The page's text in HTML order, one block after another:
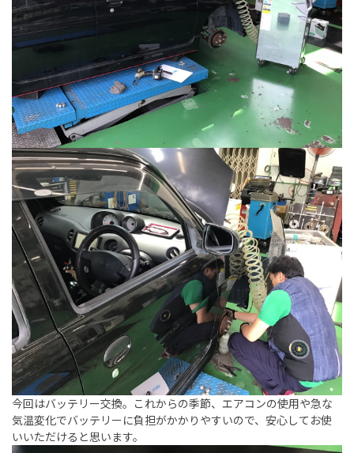
今回はバッテリー交換。これからの季節、エアコンの使用や急な
気温変化でバッテリーに負担がかかりやすいので、安心してお使
いいただけると思います。